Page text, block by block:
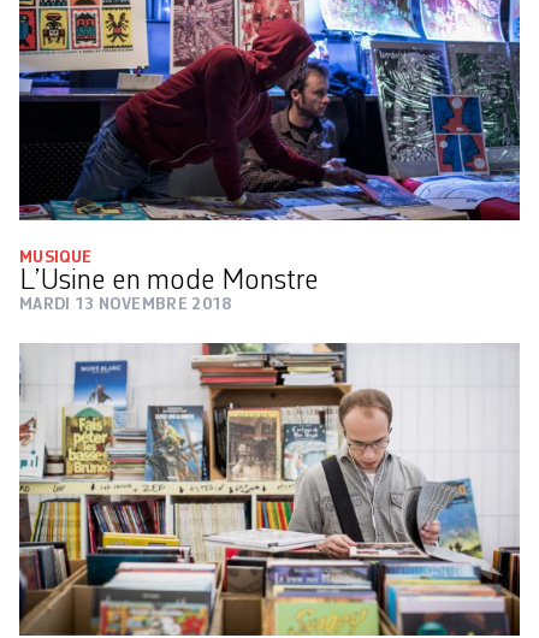
MUSIQUE
L’Usine en mode Monstre
MARDI 13 NOVEMBRE 2018